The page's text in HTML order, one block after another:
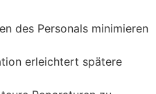
des Personals minimieren
erleichtert spätere